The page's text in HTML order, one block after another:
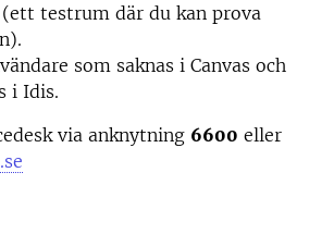
(ett testrum där du kan prova
som saknas i Canvas och
i Idis.
via anknytning 6600 eller